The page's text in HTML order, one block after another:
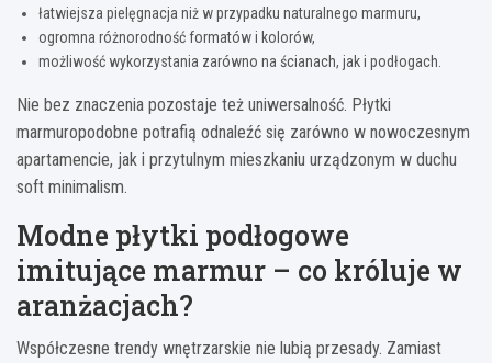
łatwiejsza pielęgnacja niż w przypadku naturalnego marmuru,
ogromna różnorodność formatów i kolorów,
możliwość wykorzystania zarówno na ścianach, jak i podłogach.
Nie bez znaczenia pozostaje też uniwersalność. Płytki
marmuropodobne potrafią odnaleźć się zarówno w nowoczesnym
apartamencie, jak i przytulnym mieszkaniu urządzonym w duchu
soft minimalism.
Modne płytki podłogowe
imitujące marmur – co króluje w
aranżacjach?
Współczesne trendy wnętrzarskie nie lubią przesady. Zamiast